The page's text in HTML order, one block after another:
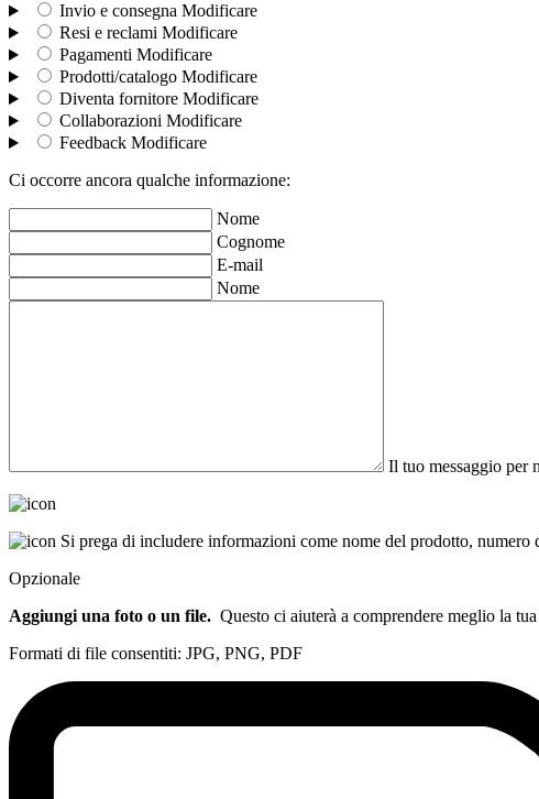
Invio e consegna Modificare
Resi e reclami Modificare
Pagamenti Modificare
Prodotti/catalogo Modificare
Diventa fornitore Modificare
Collaborazioni Modificare
Feedback Modificare
Ci occorre ancora qualche informazione:
Nome
Cognome
E-mail
Nome
Il tuo messaggio per
Si prega di includere informazioni come nome del prodotto,
Opzionale
Aggiungi una foto o un file. Questo ci aiuterà a comprendere meglio la
Formati di file consentiti: JPG, PNG, PDF